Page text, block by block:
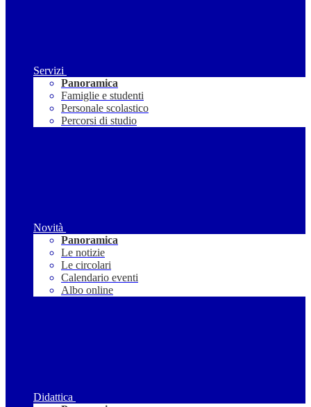
Servizi
Panoramica
Famiglie e studenti
Personale scolastico
Percorsi di studio
Novità
Panoramica
Le notizie
Le circolari
Calendario eventi
Albo online
Didattica